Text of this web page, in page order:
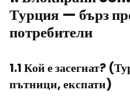
Турция — бърз
потребители
1.1 Кой е засегнат?
пътници, експати)